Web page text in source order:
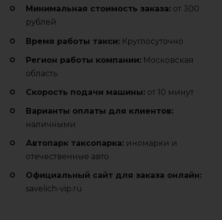
Минимальная стоимость заказа: от 300
рублей
Время работы такси: Круглосуточно
Регион работы компании: Московская
область
Cкорость подачи машины: от 10 минут
Варианты оплаты для клиентов:
наличными
Автопарк таксопарка: иномарки и
отечественные авто
Официальный сайт для заказа онлайн:
savelich-vip.ru